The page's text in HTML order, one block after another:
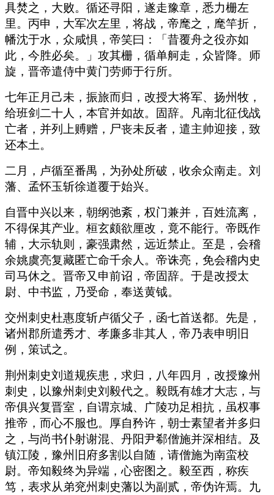
具焚之，大败。循还寻阳，遂走豫章，悉力栅左
里。丙申，大军次左里，将战，帝麾之，麾竿折，
幡沈于水，众咸惧，帝笑曰：「昔覆舟之役亦如
此，今胜必矣。」攻其栅，循单舸走，众皆降。师
旋，晋帝遣侍中黄门劳师于行所。
七年正月己未，振旅而归，改授大将军、扬州牧，
给班剑二十人，本官并如故。固辞。凡南北征伐战
亡者，并列上赙赠，尸丧未反者，遣主帅迎接，致
还本土。
二月，卢循至番禺，为孙处所破，收余众南走。刘
藩、孟怀玉斩徐道覆于始兴。
自晋中兴以来，朝纲弛紊，权门兼并，百姓流离，
不得保其产业。桓玄颇欲厘改，竟不能行。帝既作
辅，大示轨则，豪强肃然，远近禁止。至是，会稽
余姚虞亮复藏匿亡命千余人。帝诛亮，免会稽内史
司马休之。晋帝又申前诏，帝固辞。于是改授太
尉、中书监，乃受命，奉送黄钺。
交州刺史杜惠度斩卢循父子，函七首送都。先是，
诸州郡所遣秀才、孝廉多非其人，帝乃表申明旧
例，策试之。
荆州刺史刘道规疾患，求归，八年四月，改授豫州
刺史，以豫州刺史刘毅代之。毅既有雄才大志，与
帝俱兴复晋室，自谓京城、广陵功足相抗，虽权事
推帝，而心不服也。厚自矜许，朝士素望者并多归
之，与尚书仆射谢混、丹阳尹郗僧施并深相结。及
镇江陵，豫州旧府多割以自随，请僧施为南蛮校
尉。帝知毅终为异端，心密图之。毅至西，称疾
笃，表求从弟兖州刺史藩以为副贰，帝伪许焉。九